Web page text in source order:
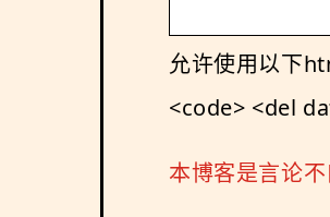
允许使用以下
<code> <del
本博客是言论